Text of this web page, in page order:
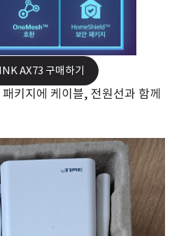
AX73 구매하기
키지에 케이블, 전원선과 함께